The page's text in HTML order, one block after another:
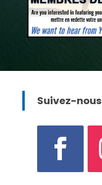
Suivez-nous